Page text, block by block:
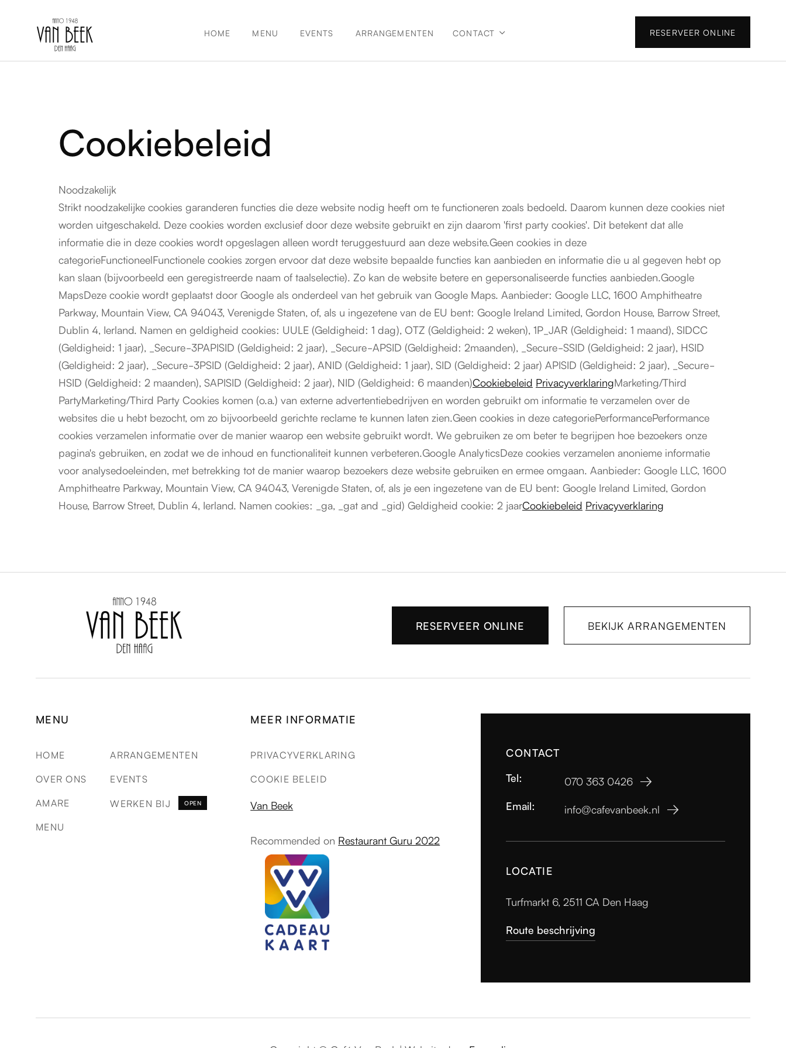
HOME MENU EVENTS ARRANGEMENTEN CONTACT  RESERVEER ONLINE
Cookiebeleid
Noodzakelijk
Strikt noodzakelijke cookies garanderen functies die deze website nodig heeft om te functioneren zoals bedoeld. Daarom kunnen deze cookies niet
worden uitgeschakeld. Deze cookies worden exclusief door deze website gebruikt en zijn daarom 'first party cookies'. Dit betekent dat alle
informatie die in deze cookies wordt opgeslagen alleen wordt teruggestuurd aan deze website.Geen cookies in deze
categorieFunctioneelFunctionele cookies zorgen ervoor dat deze website bepaalde functies kan aanbieden en informatie die u al gegeven hebt op
kan slaan (bijvoorbeeld een geregistreerde naam of taalselectie). Zo kan de website betere en gepersonaliseerde functies aanbieden.Google
MapsDeze cookie wordt geplaatst door Google als onderdeel van het gebruik van Google Maps. Aanbieder: Google LLC, 1600 Amphitheatre
Parkway, Mountain View, CA 94043, Verenigde Staten, of, als u ingezetene van de EU bent: Google Ireland Limited, Gordon House, Barrow Street,
Dublin 4, Ierland. Namen en geldigheid cookies: UULE (Geldigheid: 1 dag), OTZ (Geldigheid: 2 weken), 1P_JAR (Geldigheid: 1 maand), SIDCC
(Geldigheid: 1 jaar), _Secure-3PAPISID (Geldigheid: 2 jaar), _Secure-APSID (Geldigheid: 2maanden), _Secure-SSID (Geldigheid: 2 jaar), HSID
(Geldigheid: 2 jaar), _Secure-3PSID (Geldigheid: 2 jaar), ANID (Geldigheid: 1 jaar), SID (Geldigheid: 2 jaar) APISID (Geldigheid: 2 jaar), _Secure-
HSID (Geldigheid: 2 maanden), SAPISID (Geldigheid: 2 jaar), NID (Geldigheid: 6 maanden)Cookiebeleid PrivacyverklaringMarketing/Third
PartyMarketing/Third Party Cookies komen (o.a.) van externe advertentiebedrijven en worden gebruikt om informatie te verzamelen over de
websites die u hebt bezocht, om zo bijvoorbeeld gerichte reclame te kunnen laten zien.Geen cookies in deze categoriePerformancePerformance
cookies verzamelen informatie over de manier waarop een website gebruikt wordt. We gebruiken ze om beter te begrijpen hoe bezoekers onze
pagina's gebruiken, en zodat we de inhoud en functionaliteit kunnen verbeteren.Google AnalyticsDeze cookies verzamelen anonieme informatie
voor analysedoeleinden, met betrekking tot de manier waarop bezoekers deze website gebruiken en ermee omgaan. Aanbieder: Google LLC, 1600
Amphitheatre Parkway, Mountain View, CA 94043, Verenigde Staten, of, als je een ingezetene van de EU bent: Google Ireland Limited, Gordon
House, Barrow Street, Dublin 4, Ierland. Namen cookies: _ga, _gat and _gid) Geldigheid cookie: 2 jaarCookiebeleid Privacyverklaring
RESERVEER ONLINE BEKIJK ARRANGEMENTEN
MENU
HOME
OVER ONS
AMARE
MENU
ARRANGEMENTEN
EVENTS
WERKEN BIJ
OPEN
MEER INFORMATIE
PRIVACYVERKLARING
COOKIE BELEID
Van Beek
Recommended on Restaurant Guru 2022
CONTACT
Tel:
070 363 0426 
Email: info@cafevanbeek.nl 
LOCATIE
Turfmarkt 6, 2511 CA Den Haag
Route beschrijving